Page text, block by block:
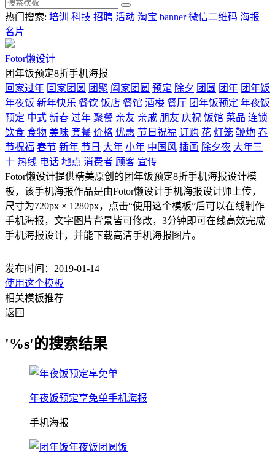
热门搜索: 培训 科技 招聘 活动 淘宝 banner 微信二维码 海报
名片
Fotor懒设计
团年饭预定8折手机海报
回家过年 回家团圆 团聚 阖家团圆 预定 除夕 团圆 团年 团年饭
年夜饭 新年快乐 餐饮 饭店 餐馆 酒楼 餐厅 团年饭预定 年夜饭
预定 中式 新春 过年 聚餐 亲友 亲戚 朋友 庆祝 饭馆 菜品 连锁
饮食 食物 美味 套餐 价格 优惠 节日祝福 订购 花 灯笼 鞭炮 春
节祝福 春节 新年 节日 大年 小年 中国风 插画 除夕夜 大年三
十 热线 电话 地点 消费者 顾客 宣传
Fotor懒设计提供精美原创的团年饭预定8折手机海报设计模
板，该手机海报作品是由Fotor懒设计手机海报设计师上传，
尺寸为720px × 1280px，点击“使用这个模板”后可以在线制作
手机海报，文字图片背景皆可修改，3分钟即可在线高效完成
手机海报设计，并能下载高清手机海报图片。
发布时间：2019-01-14
使用这个模板
相关模板推荐
返回
'%s'的搜索结果
年夜饭预定享免单手机海报
手机海报